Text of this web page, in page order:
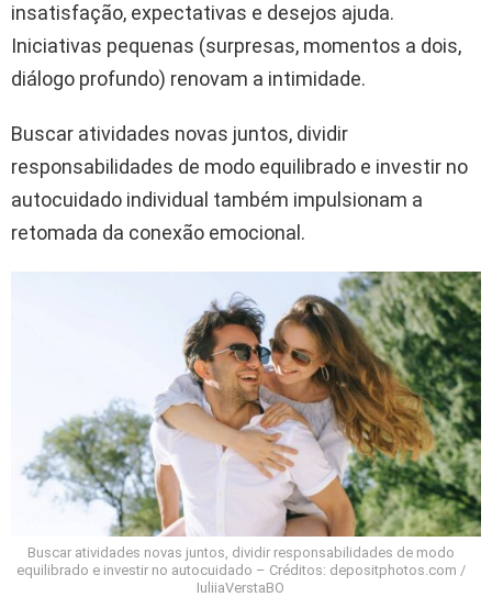
insatisfação, expectativas e desejos ajuda.
Iniciativas pequenas (surpresas, momentos a dois,
diálogo profundo) renovam a intimidade.
Buscar atividades novas juntos, dividir
responsabilidades de modo equilibrado e investir no
autocuidado individual também impulsionam a
retomada da conexão emocional.
Buscar atividades novas juntos, dividir responsabilidades de modo
equilibrado e investir no autocuidado – Créditos: depositphotos.com /
IuliiaVerstaBO